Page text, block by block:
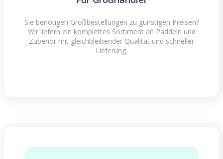
Sie benötigen Großbestellungen zu günstigen Preisen?
Wir liefern ein komplettes Sortiment an Paddeln und
Zubehör mit gleichbleibender Qualität und schneller
Lieferung.